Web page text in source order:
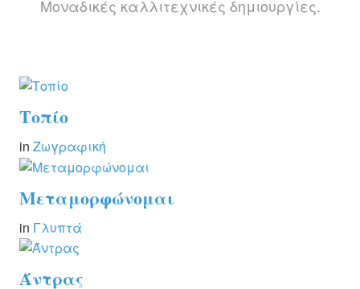
Μοναδικές καλλιτεχνικές δημιουργίες.
Τοπίο
in Ζωγραφική
Μεταμορφώνομαι
in Γλυπτά
Άντρας